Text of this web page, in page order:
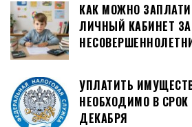
КАК МОЖНО
ЛИЧНЫЙ КАБИНЕТ ЗА
УПЛАТИТЬ
НЕОБХОДИМО В СРОК
ДЕКАБРЯ